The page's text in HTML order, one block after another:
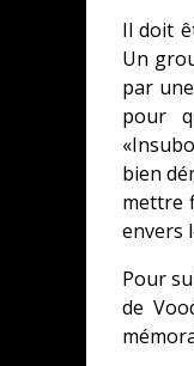
Il doit
Un
par
pour
bien
mettre
envers
Pour
de